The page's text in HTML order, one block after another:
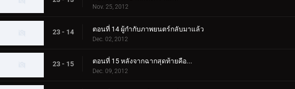
Nov. 25, 2012
23 - 14 ตอนที่ 14 ผู้กำกับภาพยนตร์กลับมาแล้ว
Dec. 02, 2012
23 - 15 ตอนที่ 15 หลังจากฉากสุดท้ายคือ...
Dec. 09, 2012